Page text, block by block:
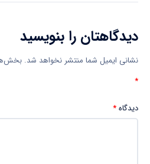
دیدگاهتان را بنویسید
نشانی ایمیل شما منتشر نخواهد شد.
*
دیدگاه*